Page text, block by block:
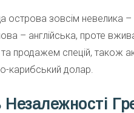
зовсім невелика –
– англійська, проте
продажем спецій, також
карибський долар.